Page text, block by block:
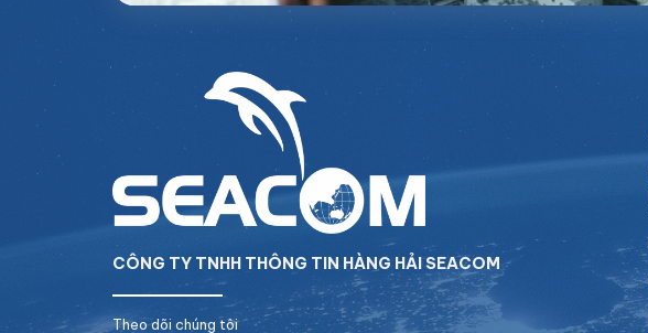
CÔNG TY TNHH THÔNG TIN HÀNG HẢI SEACOM
Theo dõi chúng tôi